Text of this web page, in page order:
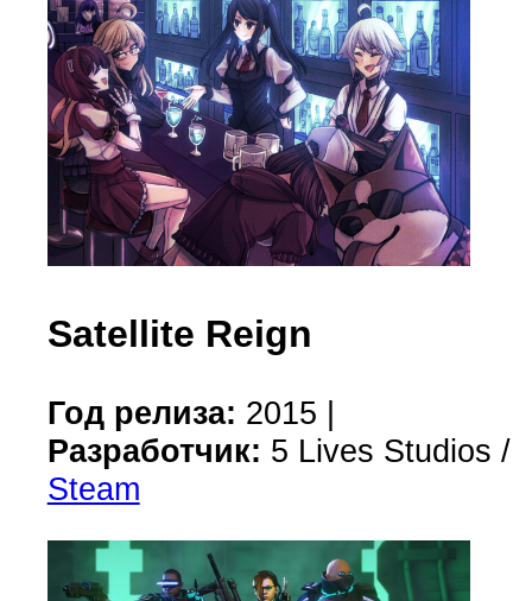
Satellite Reign
Год релиза: 2015 |
Разработчик: 5 Lives Studios /
Steam